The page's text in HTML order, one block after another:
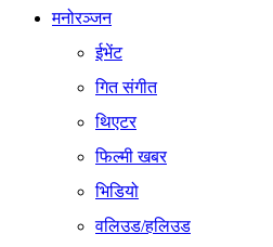
मनोरञ्जन
ईभेंट
गित संगीत
थिएटर
फिल्मी खबर
भिडियो
वलिउड/हलिउड